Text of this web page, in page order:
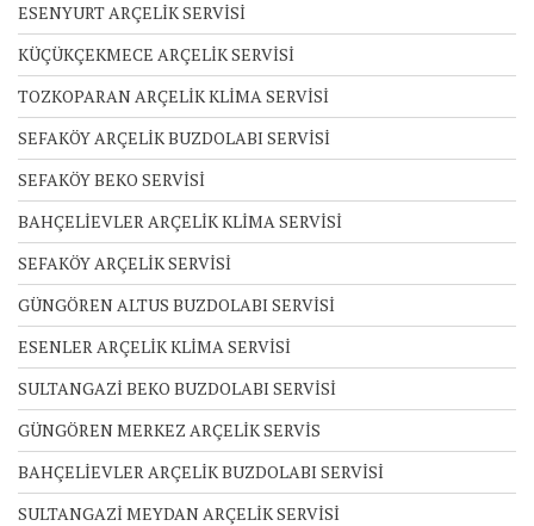
ESENYURT ARÇELİK SERVİSİ
KÜÇÜKÇEKMECE ARÇELİK SERVİSİ
TOZKOPARAN ARÇELİK KLİMA SERVİSİ
SEFAKÖY ARÇELİK BUZDOLABI SERVİSİ
SEFAKÖY BEKO SERVİSİ
BAHÇELİEVLER ARÇELİK KLİMA SERVİSİ
SEFAKÖY ARÇELİK SERVİSİ
GÜNGÖREN ALTUS BUZDOLABI SERVİSİ
ESENLER ARÇELİK KLİMA SERVİSİ
SULTANGAZİ BEKO BUZDOLABI SERVİSİ
GÜNGÖREN MERKEZ ARÇELİK SERVİS
BAHÇELİEVLER ARÇELİK BUZDOLABI SERVİSİ
SULTANGAZİ MEYDAN ARÇELİK SERVİSİ